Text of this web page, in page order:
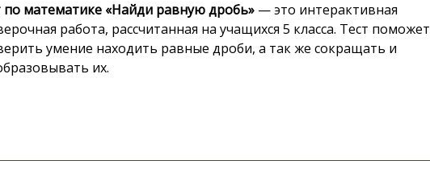
по математике «Найди равную дробь» — это интерактивная
работа, рассчитанная на учащихся 5 класса. Тест поможет
умение находить равные дроби, а так же сокращать и
их.